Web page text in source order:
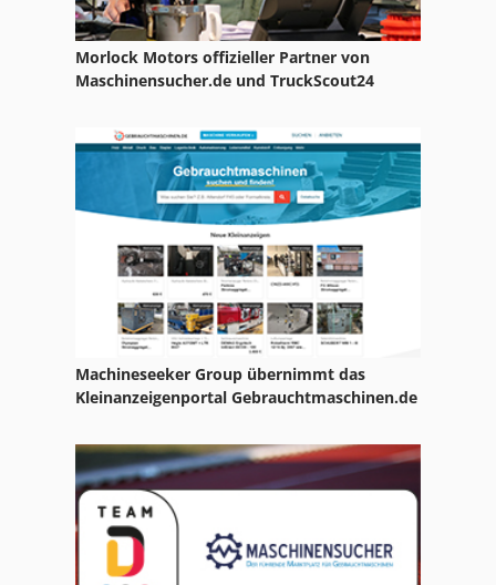
Morlock Motors offizieller Partner von
Maschinensucher.de und TruckScout24
Machineseeker Group übernimmt das
Kleinanzeigenportal Gebrauchtmaschinen.de